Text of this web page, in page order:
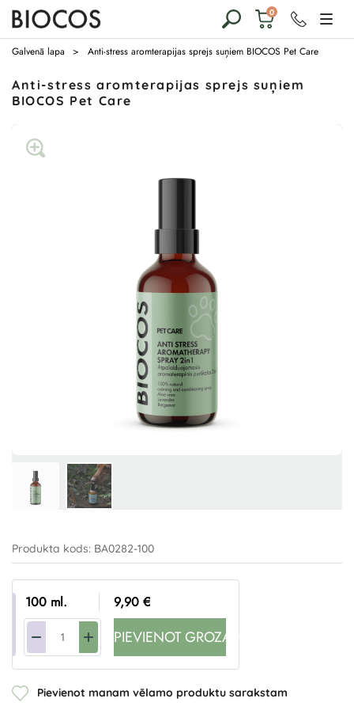
0 €
0,00
Galvenā lapa Anti-stress aromterapijas sprejs suņiem BIOCOS Pet Care
Anti-stress aromterapijas sprejs suņiem
BIOCOS Pet Care
Produkta kods: BA0282-100
100 ml. 9,90 €
PIEVIENOT GROZAM
Pievienot manam vēlamo produktu sarakstam